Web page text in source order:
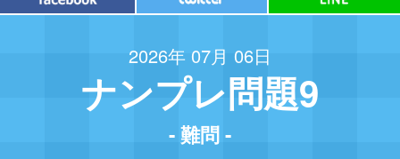
2026年 07月 06日
ナンプレ問題9
- 難問 -